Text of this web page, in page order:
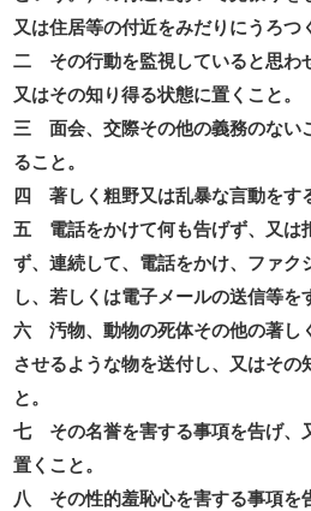
又は住居等の付近をみだりにうろつ
二 その行動を監視していると思わ
又はその知り得る状態に置くこと。
三 面会、交際その他の義務のない
ること。
四 著しく粗野又は乱暴な言動をす
五 電話をかけて何も告げず、又は
ず、連続して、電話をかけ、ファク
し、若しくは電子メールの送信等を
六 汚物、動物の死体その他の著し
させるような物を送付し、又はその
と。
七 その名誉を害する事項を告げ、
置くこと。
八 その性的羞恥心を害する事項を